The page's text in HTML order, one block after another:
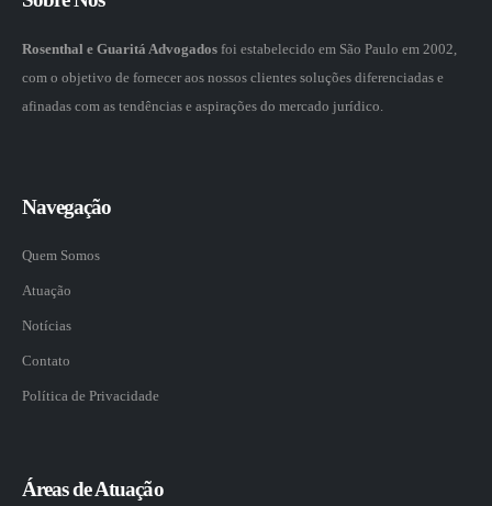
Rosenthal e Guaritá Advogados foi estabelecido em São Paulo em 2002,
com o objetivo de fornecer aos nossos clientes soluções diferenciadas e
afinadas com as tendências e aspirações do mercado jurídico.
Navegação
Quem Somos
Atuação
Notícias
Contato
Política de Privacidade
Áreas de Atuação